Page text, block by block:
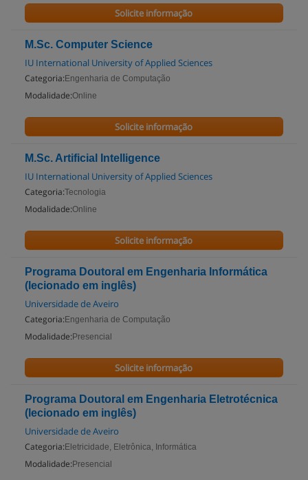
Solicite informação
M.Sc. Computer Science
IU International University of Applied Sciences
Categoria: Engenharia de Computação
Modalidade:Online
Solicite informação
M.Sc. Artificial Intelligence
IU International University of Applied Sciences
Categoria:Tecnologia
Modalidade:Online
Solicite informação
Programa Doutoral em Engenharia Informática
(lecionado em inglês)
Universidade de Aveiro
Categoria: Engenharia de Computação
Modalidade: Presencial
Solicite informação
Programa Doutoral em Engenharia Eletrotécnica
(lecionado em inglês)
Universidade de Aveiro
Categoria: Eletricidade, Eletrônica, Informática
Modalidade: Presencial